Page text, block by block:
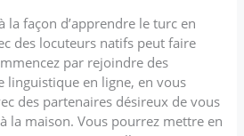
la façon d’apprendre le turc en
des locuteurs natifs peut faire
par rejoindre des
linguistique en ligne, en vous
des partenaires désireux de vous
la maison. Vous pourrez mettre en